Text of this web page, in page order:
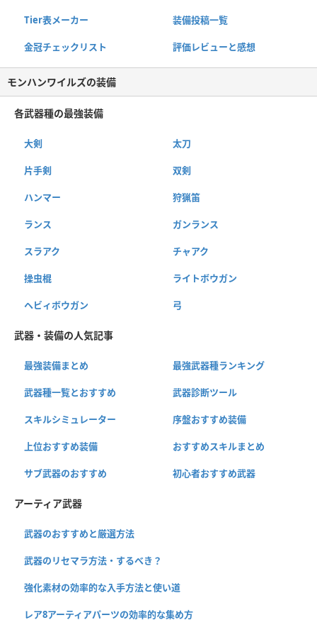
Tier表メーカー 装備投稿一覧
金冠チェックリスト 評価レビューと感想
モンハンワイルズの装備
各武器種の最強装備
大剣 太刀
片手剣 双剣
ハンマー 狩猟笛
ランス ガンランス
スラアク チャアク
操虫棍 ライトボウガン
ヘビィボウガン 弓
武器・装備の人気記事
最強装備まとめ 最強武器種ランキング
武器種一覧とおすすめ 武器診断ツール
スキルシミュレーター 序盤おすすめ装備
上位おすすめ装備 おすすめスキルまとめ
サブ武器のおすすめ 初心者おすすめ武器
アーティア武器
武器のおすすめと厳選方法
武器のリセマラ方法・するべき？
強化素材の効率的な入手方法と使い道
レア8アーティアパーツの効率的な集め方